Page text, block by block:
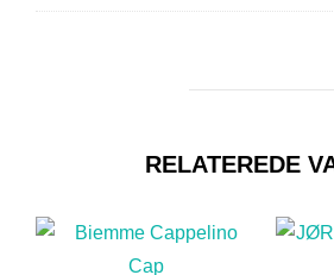
RELATEREDE